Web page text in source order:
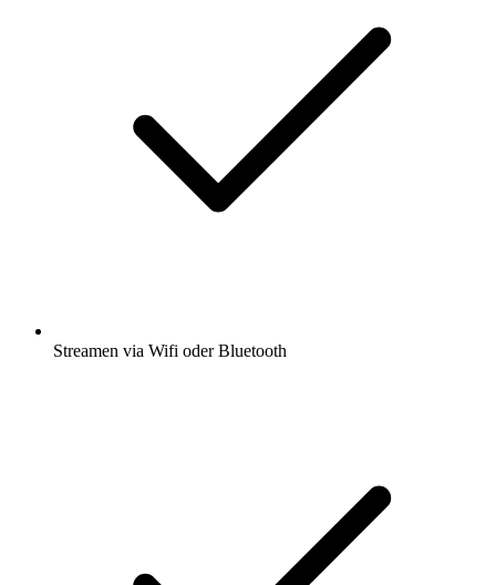
Streamen via Wifi oder Bluetooth